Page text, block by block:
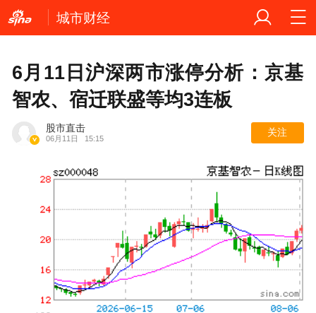
城市财经
6月11日沪深两市涨停分析：京基
智农、宿迁联盛等均3连板
股市直击
06月11日 15:15
关注